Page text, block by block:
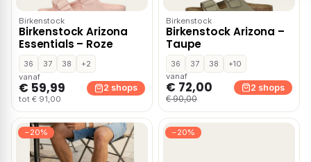
Birkenstock
Birkenstock Arizona
Essentials – Roze
36 37 38
+2
vanaf
€ 59,99
tot € 91,00
2 shops
Birkenstock
Birkenstock Arizona –
Taupe
36 37 38
+10
vanaf
€ 72,00
€ 90,00
2 shops
−20% −20%